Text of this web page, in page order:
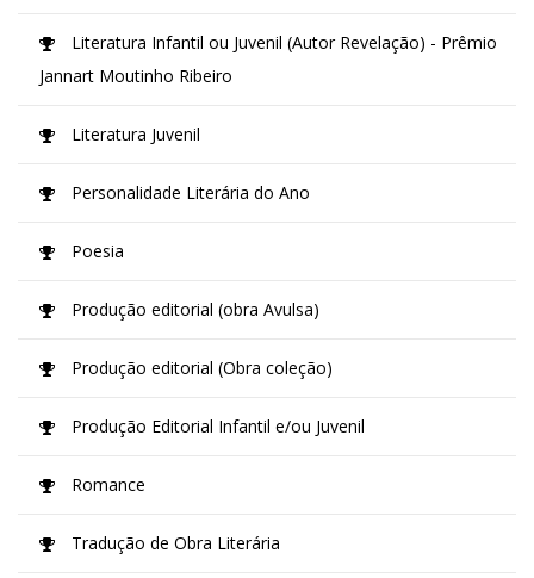
Literatura Infantil ou Juvenil (Autor Revelação) - Prêmio
Jannart Moutinho Ribeiro
Literatura Juvenil
Personalidade Literária do Ano
Poesia
Produção editorial (obra Avulsa)
Produção editorial (Obra coleção)
Produção Editorial Infantil e/ou Juvenil
Romance
Tradução de Obra Literária